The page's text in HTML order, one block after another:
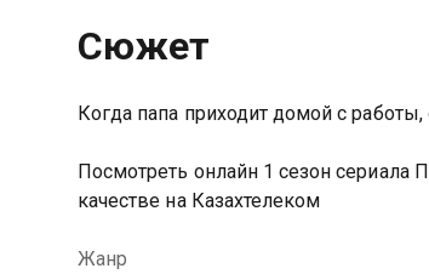
Сюжет
Когда папа приходит домой с
Посмотреть онлайн 1 сезон
качестве на Казахтелеком
Жанр